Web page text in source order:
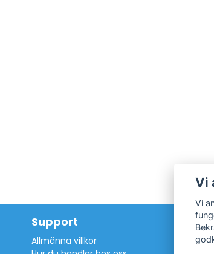
Support
Allmänna villkor
Vi
Vi